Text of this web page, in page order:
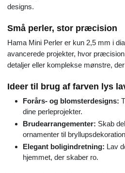
designs.
Små perler, stor præcision
Hama Mini Perler er kun 2,5 mm i
avancerede projekter, hvor
detaljer eller komplekse mønstre,
Ideer til brug af farven lys
Forårs- og blomsterdesigns:
dine perleprojekter.
Brudearrangementer: Skab
ornamenter til
Elegant boligindretning: Lav
hjemmet, der skaber ro.